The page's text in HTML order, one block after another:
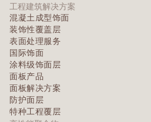
工程建筑解决方案
混凝土成型饰面
装饰性覆盖层
表面处理服务
国际饰面
涂料级饰面层
面板产品
面板解决方案
防护面层
特种工程覆层